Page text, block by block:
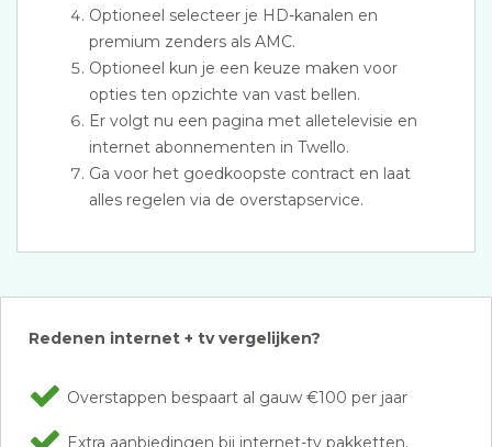
Optioneel selecteer je HD-kanalen en
premium zenders als AMC.
Optioneel kun je een keuze maken voor
opties ten opzichte van vast bellen.
Er volgt nu een pagina met alletelevisie en
internet abonnementen in Twello.
Ga voor het goedkoopste contract en laat
alles regelen via de overstapservice.
Redenen internet + tv vergelijken?
Overstappen bespaart al gauw €100 per jaar
Extra aanbiedingen bij internet-tv pakketten.